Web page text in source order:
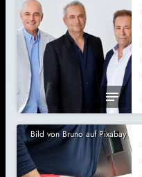
Bild von Bruno auf Pixabay